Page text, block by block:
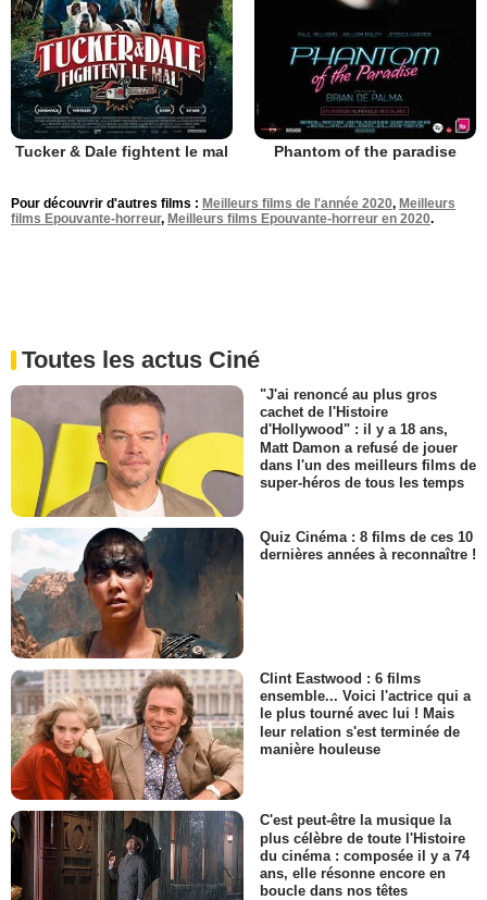
Tucker & Dale fightent le mal Phantom of the paradise
Pour découvrir d'autres films : Meilleurs films de l'année 2020, Meilleurs
films Epouvante-horreur, Meilleurs films Epouvante-horreur en 2020.
Toutes les actus Ciné
"J'ai renoncé au plus gros
cachet de l'Histoire
d'Hollywood" : il y a 18 ans,
Matt Damon a refusé de jouer
dans l'un des meilleurs films de
super-héros de tous les temps
Quiz Cinéma : 8 films de ces 10
dernières années à reconnaître !
Clint Eastwood : 6 films
ensemble... Voici l'actrice qui a
le plus tourné avec lui ! Mais
leur relation s'est terminée de
manière houleuse
C'est peut-être la musique la
plus célèbre de toute l'Histoire
du cinéma : composée il y a 74
ans, elle résonne encore en
boucle dans nos têtes